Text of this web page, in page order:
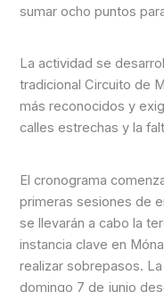
sumar ocho puntos
La actividad se
tradicional Circuito de
más reconocidos y
calles estrechas y la
El cronograma
primeras sesiones de
se llevarán a cabo la
instancia clave en
realizar sobrepasos.
domingo 7 de junio